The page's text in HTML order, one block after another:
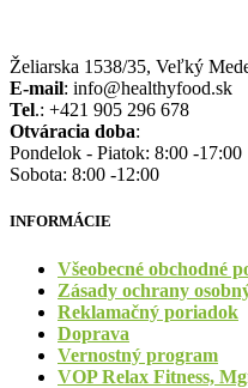
Želiarska 1538/35, Veľký
E-mail: info@healthyfood.sk
Tel.: +421 905 296 678
Otváracia doba:
Pondelok - Piatok: 8:00 -17:00
Sobota: 8:00 -12:00
INFORMÁCIE
Všeobecné obchodné
Zásady ochrany
Reklamačný poriadok
Doprava
Vernostný program
VOP Relax Fitness,